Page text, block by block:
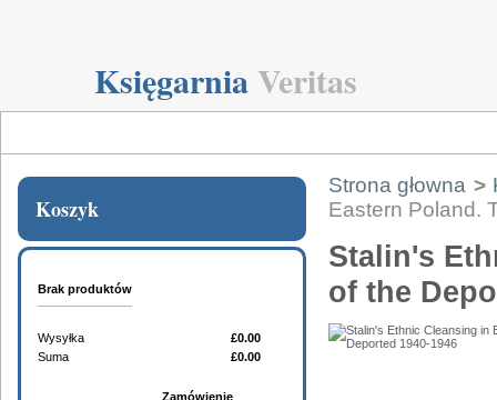
KsięgarniaVeritas
Koszyk
Brak produktów
Wysyłka
£0.00
Suma
£0.00
Zamówienie
Strona głowna >
Eastern Poland.
Stalin's
of the